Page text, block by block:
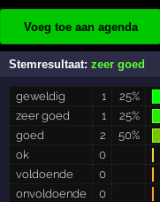
Voeg toe aan agenda
Stemresultaat:zeer goed
geweldig 1
25%
zeer goed
1
25%
goed
2
50%
ok
0
voldoende
0
onvoldoende
0